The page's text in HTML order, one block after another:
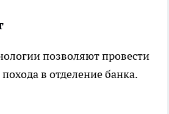
позволяют провести
в отделение банка.